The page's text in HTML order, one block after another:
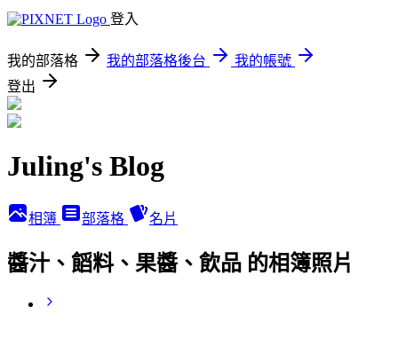
登入
我的部落格 我的部落格後台
我的帳號
登出
Juling's Blog
相簿 部落格 名片
醬汁、饀料、果醬、飲品 的相簿照片